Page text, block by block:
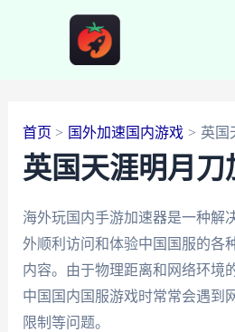
首页 国外加速国内游戏 英国
英国天涯明月刀
海外玩国内手游加速器是一种解
外顺利访问和体验中国国服的各
内容。由于物理距离和网络环境
中国国内国服游戏时常常会遇到
限制等问题。